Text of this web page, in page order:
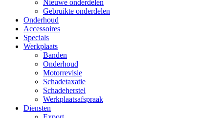
Nieuwe onderdelen
Gebruikte onderdelen
Onderhoud
Accessoires
Specials
Werkplaats
Banden
Onderhoud
Motorrevisie
Schadetaxatie
Schadeherstel
Werkplaatsafspraak
Diensten